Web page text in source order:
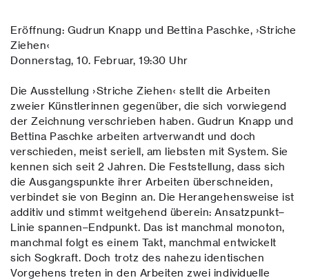
Eröffnung: Gudrun Knapp und Bettina Paschke, ›Striche
Ziehen‹
Donnerstag, 10. Februar, 19:30 Uhr
Die Ausstellung ›Striche Ziehen‹ stellt die Arbeiten
zweier Künstlerinnen gegenüber, die sich vorwiegend
der Zeichnung verschrieben haben. Gudrun Knapp und
Bettina Paschke arbeiten artverwandt und doch
verschieden, meist seriell, am liebsten mit System. Sie
kennen sich seit 2 Jahren. Die Feststellung, dass sich
die Ausgangspunkte ihrer Arbeiten überschneiden,
verbindet sie von Beginn an. Die Herangehensweise ist
additiv und stimmt weitgehend überein: Ansatzpunkt–
Linie spannen–Endpunkt. Das ist manchmal monoton,
manchmal folgt es einem Takt, manchmal entwickelt
sich Sogkraft. Doch trotz des nahezu identischen
Vorgehens treten in den Arbeiten zwei individuelle